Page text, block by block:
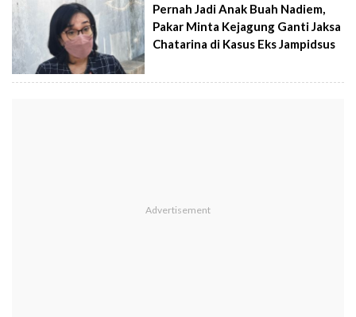
Pernah Jadi Anak Buah Nadiem,
Pakar Minta Kejagung Ganti Jaksa
Chatarina di Kasus Eks Jampidsus